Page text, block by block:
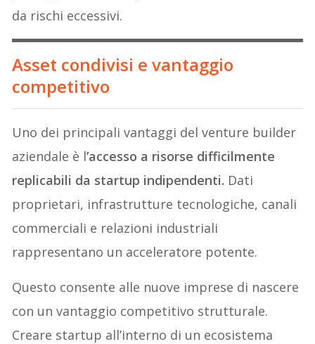
da rischi eccessivi.
Asset condivisi e vantaggio
competitivo
Uno dei principali vantaggi del venture builder
aziendale è l’accesso a risorse difficilmente
replicabili da startup indipendenti. Dati
proprietari, infrastrutture tecnologiche, canali
commerciali e relazioni industriali
rappresentano un acceleratore potente.
Questo consente alle nuove imprese di nascere
con un vantaggio competitivo strutturale.
Creare startup all’interno di un ecosistema